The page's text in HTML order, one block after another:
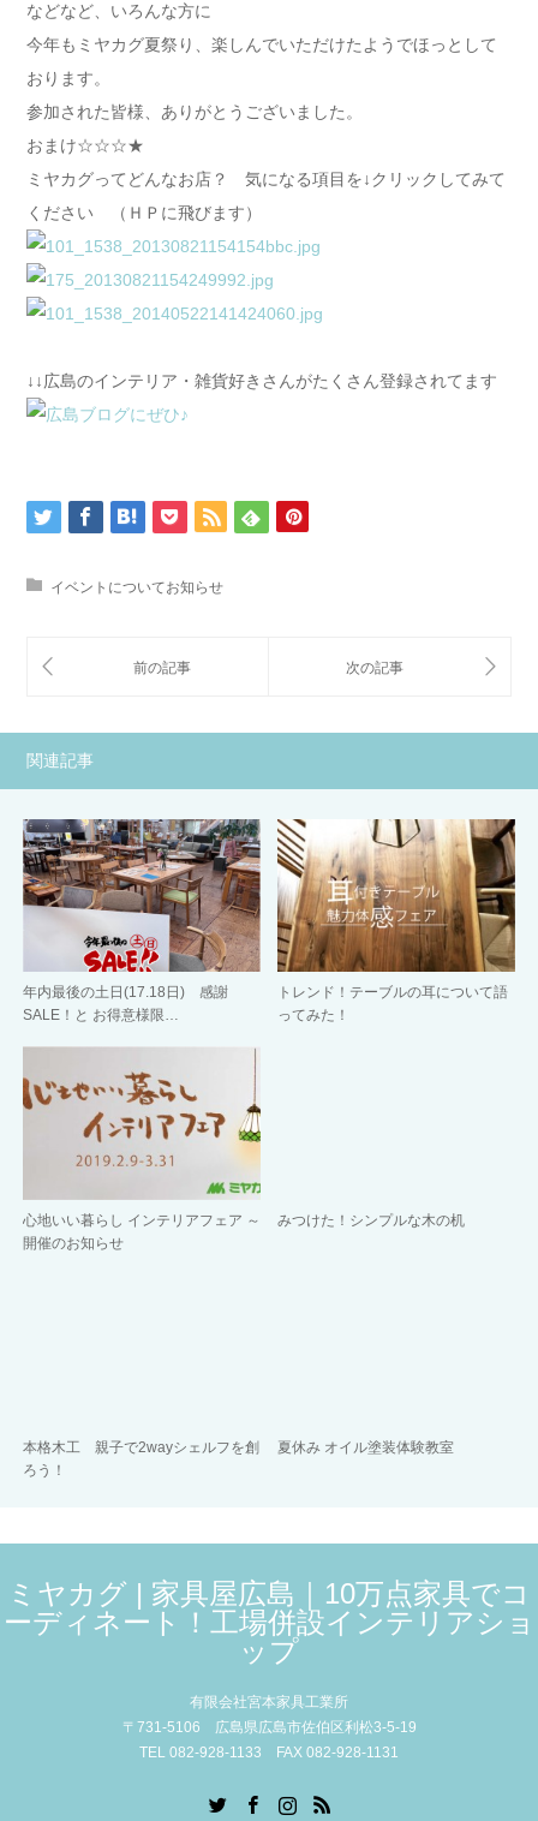
などなど、いろんな方に
今年もミヤカグ夏祭り、楽しんでいただけたようでほっとして
おります。
参加された皆様、ありがとうございました。
おまけ☆☆☆★
ミヤカグってどんなお店？ 気になる項目を↓クリックしてみて
ください （ＨＰに飛びます）
↓↓広島のインテリア・雑貨好きさんがたくさん登録されてます
イベントについてお知らせ
関連記事
年内最後の土日(17.18日) 感謝
SALE！と お得意様限…
トレンド！テーブルの耳について語
ってみた！
心地いい暮らし インテリアフェア ～
開催のお知らせ
みつけた！シンプルな木の机
本格木工 親子で2wayシェルフを創
ろう！
夏休み オイル塗装体験教室
ミヤカグ | 家具屋広島｜10万点家具でコ
ーディネート！工場併設インテリアショ
ップ
有限会社宮本家具工業所
〒731-5106 広島県広島市佐伯区利松3-5-19
TEL 082-928-1133 FAX 082-928-1131
RSS